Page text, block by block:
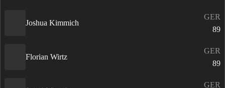
Joshua Kimmich
GER
89
Florian Wirtz
GER
89
GER